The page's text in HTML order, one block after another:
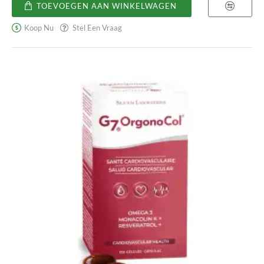
Hoge doses ijzer kunnen ook de zinkabsorptie verminderen.
Extreem hoge doses ijzer (in de honderden of duizenden mg)
kunnen orgaanfalen, coma, convulsies en de dood veroorzaken.
Kindveilige verpakkingen en waarschuwingsetiketten op
Sommige mensen hebben een erfelijke aandoening die
hemochromatose wordt genoemd en die ervoor zorgt dat er
toxische niveaus van ijzer ontstaan
TOEVOEGEN AAN WINKELWAGEN
Koop Nu Stel Een Vraag